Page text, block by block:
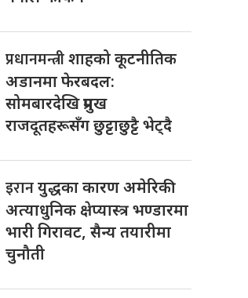
प्रधानमन्त्रीशाहको कूटनीतिक
अडानमा फेरबदल:
सोमबारदेखि प्रमुख
राजदूतहरूसँग छुट्टाछुट्टै भेट्दै
इरानयुद्धका कारण अमेरिकी
अत्याधुनिक क्षेप्यास्त्र भण्डारमा
भारी गिरावट, सैन्य तयारीमा
चुनौती